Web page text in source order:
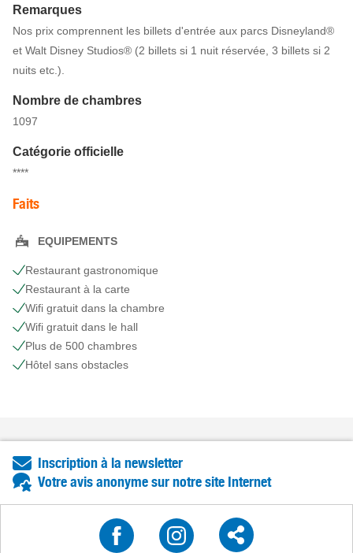
Remarques
Nos prix comprennent les billets d'entrée aux parcs Disneyland®
et Walt Disney Studios® (2 billets si 1 nuit réservée, 3 billets si 2
nuits etc.).
Nombre de chambres
1097
Catégorie officielle
****
Faits
EQUIPEMENTS
Restaurant gastronomique
Restaurant à la carte
Wifi gratuit dans la chambre
Wifi gratuit dans le hall
Plus de 500 chambres
Hôtel sans obstacles
Inscription à la newsletter
Votre avis anonyme sur notre site Internet